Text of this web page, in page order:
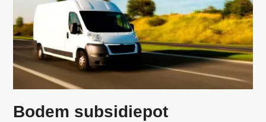
Bodem subsidiepot